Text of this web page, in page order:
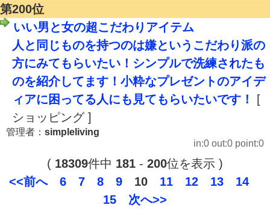
第200位
いい男と女の超こだわりアイテム
人と同じものを持つのは嫌というこだわり派の
方にみてもらいたい！シンプルで洗練されたも
のを紹介してます！小粋なプレゼントのアイデ
ィアに困ってる人にも見てもらいたいです！
[
ショッピング ]
管理者： simpleliving
in:0 out:0 point:0
( 18309件中 181 - 200位を表示 )
<<前へ
6 7 8 9 10 11 12 13
14
15
次へ>>